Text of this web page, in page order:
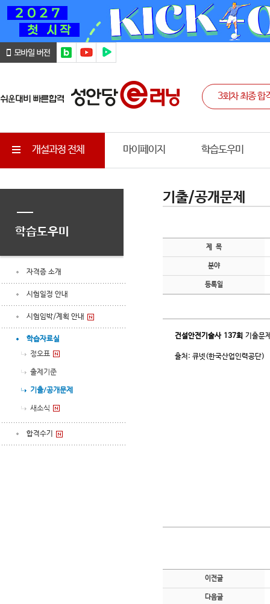
개설과정 전체 마이페이지 학습도우미
학습도우미
자격증 소개
시험일정 안내
시험임박/계획 안내
학습자료실
정오표
출제기준
기출/공개문제
새소식
합격수기
기출/공개문제
제 목
분야
등록일
건설안전기술사 137회 기출문
출처: 큐넷(한국산업인력공단)
이전글
다음글